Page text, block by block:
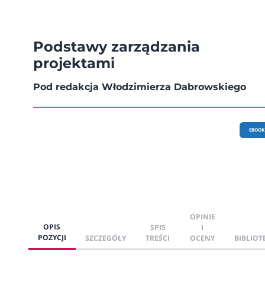
Podstawy zarządzania
projektami
Pod redakcja Włodzimierza Dabrowskiego
EBOOK
OPIS
POZYCJI
SZCZEGÓŁY
SPIS
TREŚCI
OPINIE
I
OCENY